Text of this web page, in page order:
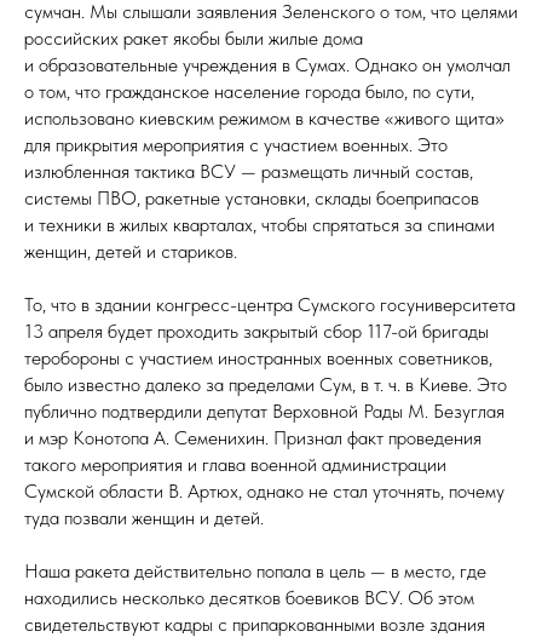
сумчан. Мы слышали заявления Зеленского о том, что целями
российских ракет якобы были жилые дома
и образовательные учреждения в Сумах. Однако он умолчал
о том, что гражданское население города было, по сути,
использовано киевским режимом в качестве «живого щита»
для прикрытия мероприятия с участием военных. Это
излюбленная тактика ВСУ — размещать личный состав,
системы ПВО, ракетные установки, склады боеприпасов
и техники в жилых кварталах, чтобы спрятаться за спинами
женщин, детей и стариков.
То, что в здании конгресс-центра Сумского госуниверситета
13 апреля будет проходить закрытый сбор 117-ой бригады
теробороны с участием иностранных военных советников,
было известно далеко за пределами Сум, в т. ч. в Киеве. Это
публично подтвердили депутат Верховной Рады М. Безуглая
и мэр Конотопа А. Семенихин. Признал факт проведения
такого мероприятия и глава военной администрации
Сумской области В. Артюх, однако не стал уточнять, почему
туда позвали женщин и детей.
Наша ракета действительно попала в цель — в место, где
находились несколько десятков боевиков ВСУ. Об этом
свидетельствуют кадры с припаркованными возле здания